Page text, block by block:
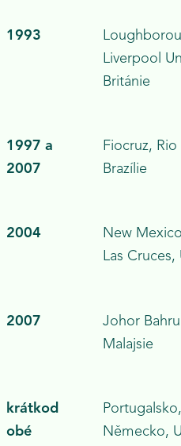
1993
Liverpool
Británie
1997 a
2007
Fiocruz,
Brazílie
2004
New
Las Cruces,
2007
Johor
Malajsie
krátkod
obé
Portugalsko,
Německo,